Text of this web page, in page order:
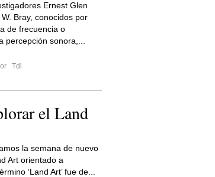
Ernest Glen
Bray, conocidos por
de frecuencia o
percepción sonora,...
Tdi
el Land
la semana de nuevo
Art orientado a
‘Land Art’ fue de...